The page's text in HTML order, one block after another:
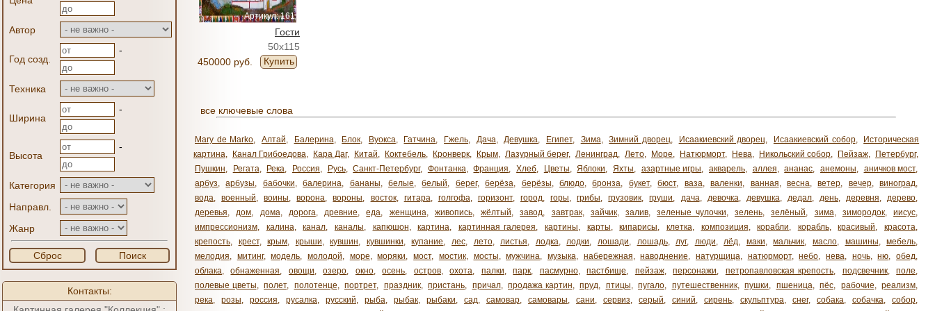
Автор
Год созд.
-
Техника
Ширина
-
Высота
-
Категория
Направл.
Жанр
Сброс Поиск
Контакты:
Артикул: 161
Гости
50x115
450000 руб.
Купить
все ключевые слова
Mary de Marko, Алтай, Балерина, Блок, Вуокса, Гатчина, Гжель, Дача, Девушка, Египет, Зима, Зимний дворец, Исаакиевский дворец, Исаакиевский собор,
Историческая
картина, Канал Грибоедова, Кара Даг, Китай, Коктебель, Кронверк, Крым, Лазурный берег, Ленинград, Лето, Море, Натюрморт, Нева, Никольский собор, Пейзаж, Петербург,
Пушкин, Регата, Река, Россия, Русь, Санкт-Петербург, Фонтанка, Франция, Хлеб, Цветы, Яблоки, Яхты, азартные игры, акварель, аллея, ананас, анемоны, аничков мост,
арбуз, арбузы, бабочки, балерина, бананы, белые, белый, берег, берёза, берёзы, блюдо, бронза, букет, бюст, ваза, валенки, ванная, весна, ветер, вечер, виноград,
вода, военный, воины, ворона, вороны, восток, гитара, голгофа, горизонт, город, горы, грибы, грузовик, груши, дача, девочка, девушка, дедал, день, деревня, дерево,
деревья, дом, дома, дорога, древние, еда, женщина, живопись, жёлтый, завод, завтрак, зайчик, залив, зеленые чулочки, зелень, зелёный, зима, зимородок, иисус,
импрессионизм, калина, канал, каналы, капюшон, картина, картинная галерея, картины, карты, кипарисы, клетка, композиция, корабли, корабль, красивый, красота,
крепость, крест, крым, крыши, кувшин, кувшинки, купание, лес, лето, листья, лодка, лодки, лошади, лошадь, луг, люди, лёд, маки, мальчик, масло, машины, мебель,
мелодия, митинг, модель, молодой, море, моряки, мост, мостик, мосты, мужчина, музыка, набережная, наводнение, натурщица, натюрморт, небо, нева, ночь, ню, обед,
облака, обнаженная, овощи, озеро, окно, осень, остров, охота, палки, парк, пасмурно, пастбище, пейзаж, персонажи, петропавловская крепость, подсвечник, поле,
полевые цветы, полет, полотенце, портрет, праздник, пристань, причал, продажа картин, пруд, птицы, пугало, путешественник, пушки, пшеница, пёс, рабочие, реализм,
река, розы, россия, русалка, русский, рыба, рыбак, рыбаки, сад, самовар, самовары, сани, сервиз, серый, синий, сирень, скульптура, снег, собака, собачка, собор,